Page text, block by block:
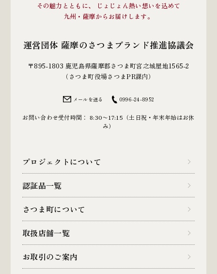
その魅力とともに、 じょじょん熱い想いを込めて
九州・薩摩からお届けします。
運営団体 薩摩のさつまブランド推進協議会
〒895-1803 鹿児島県薩摩郡さつま町宮之城屋地1565-2
（さつま町役場さつまPR課内）
メールを送る 0996-24-8952
お問い合わせ受付時間： 8:30〜17:15（土日祝・年末年始はお休
み）
プロジェクトについて
認証品一覧
さつま町について
取扱店舗一覧
お取引のご案内